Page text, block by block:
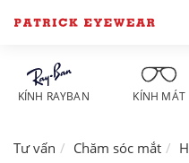
KÍNH RAYBAN KÍNH MÁT
Tư vấn Chăm sóc mắt